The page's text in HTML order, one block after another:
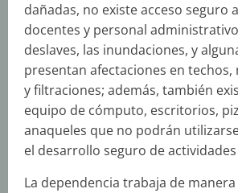
dañadas, no existe acceso seguro
docentes y personal
deslaves, las inundaciones, y
presentan afectaciones en
y filtraciones; además, también
equipo de cómputo, escritorios,
anaqueles que no podrán
el desarrollo seguro de
La dependencia trabaja de